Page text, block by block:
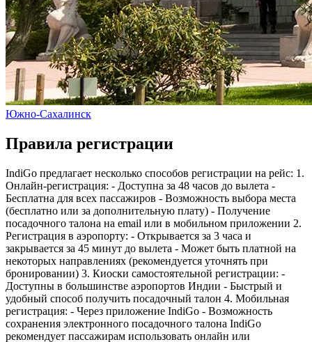
Южно-Сахалинск
Правила регистрации
IndiGo предлагает несколько способов регистрации на рейс: 1.
Онлайн-регистрация: - Доступна за 48 часов до вылета -
Бесплатна для всех пассажиров - Возможность выбора места
(бесплатно или за дополнительную плату) - Получение
посадочного талона на email или в мобильном приложении 2.
Регистрация в аэропорту: - Открывается за 3 часа и
закрывается за 45 минут до вылета - Может быть платной на
некоторых направлениях (рекомендуется уточнять при
бронировании) 3. Киоски самостоятельной регистрации: -
Доступны в большинстве аэропортов Индии - Быстрый и
удобный способ получить посадочный талон 4. Мобильная
регистрация: - Через приложение IndiGo - Возможность
сохранения электронного посадочного талона IndiGo
рекомендует пассажирам использовать онлайн или